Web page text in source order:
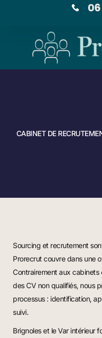
CABINET DE
Sourcing et recrutement
Prorecrut couvre dans une
Contrairement aux
des CV non qualifiés, nous
processus : identification,
suivi.
Brignoles et le Var intérieur